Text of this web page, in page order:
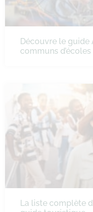
Découvre le guide
communs d’écoles
La liste complète